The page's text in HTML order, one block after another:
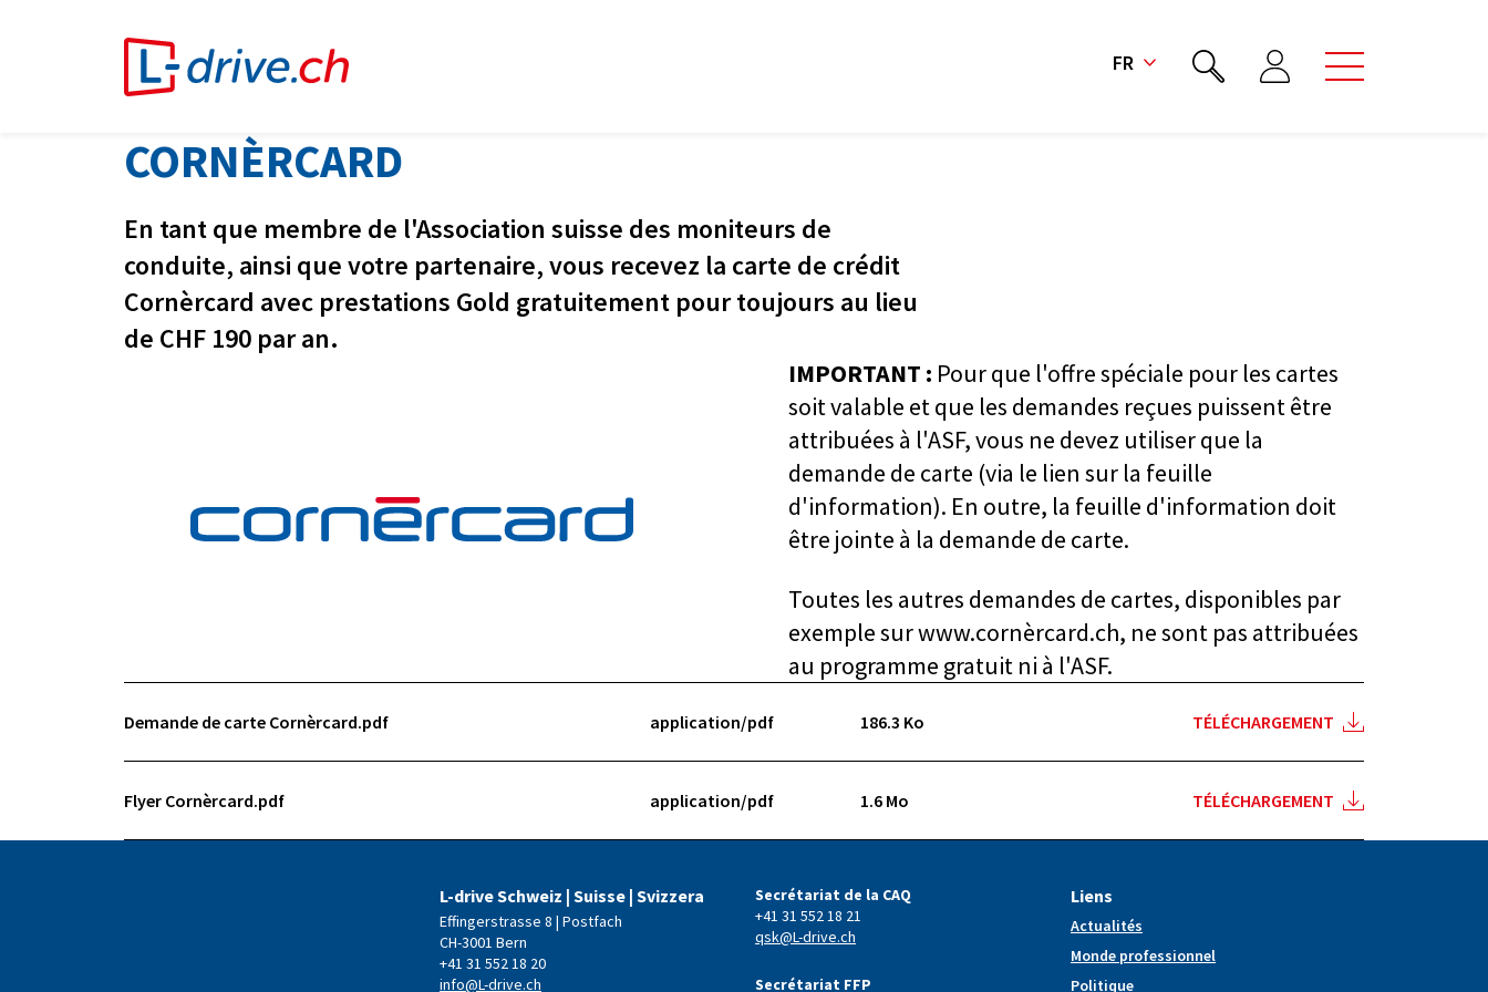
FR
CORNÈRCARD
En tant que membre de l'Association suisse des moniteurs de
conduite, ainsi que votre partenaire, vous recevez la carte de crédit
Cornèrcard avec prestations Gold gratuitement pour toujours au lieu
de CHF 190 par an.
IMPORTANT : Pour que l'offre spéciale pour les cartes
soit valable et que les demandes reçues puissent être
attribuées à l'ASF, vous ne devez utiliser que la
demande de carte (via le lien sur la feuille
d'information). En outre, la feuille d'information doit
être jointe à la demande de carte.
Toutes les autres demandes de cartes, disponibles par
exemple sur www.cornèrcard.ch, ne sont pas attribuées
au programme gratuit ni à l'ASF.
Demande de carte Cornèrcard.pdf application/pdf 186.3 Ko TÉLÉCHARGEMENT
Flyer Cornèrcard.pdf application/pdf 1.6 Mo TÉLÉCHARGEMENT
L-drive Schweiz | Suisse | Svizzera
Effingerstrasse 8 | Postfach
CH-3001 Bern
+41 31 552 18 20
info@L-drive.ch
Secrétariat de la CAQ
+41 31 552 18 21
qsk@L-drive.ch
Secrétariat FFP
Liens
Actualités
Monde professionnel
Politique